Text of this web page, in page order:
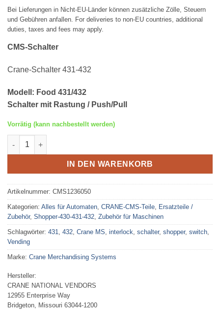
Bei Lieferungen in Nicht-EU-Länder können zusätzliche Zölle, Steuern
und Gebühren anfallen. For deliveries to non-EU countries, additional
duties, taxes and fees may apply.
CMS-Schalter
Crane-Schalter 431-432
Modell: Food 431/432
Schalter mit Rastung / Push/Pull
Vorrätig (kann nachbestellt werden)
Crane-Schalter 431-432 Menge
IN DEN WARENKORB
Artikelnummer: CMS1236050
Kategorien: Alles für Automaten, CRANE-CMS-Teile, Ersatzteile /
Zubehör, Shopper-430-431-432, Zubehör für Maschinen
Schlagwörter: 431, 432, Crane MS, interlock, schalter, shopper, switch,
Vending
Marke: Crane Merchandising Systems
Hersteller:
CRANE NATIONAL VENDORS
12955 Enterprise Way
Bridgeton, Missouri 63044-1200